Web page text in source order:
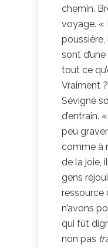
chemin.
voyage. «
poussière,
sont
tout ce
Vraiment
Sévigné
d’entrain.
peu
comme à
de la joie,
gens
ressource
n’avons
qui fût
non pas